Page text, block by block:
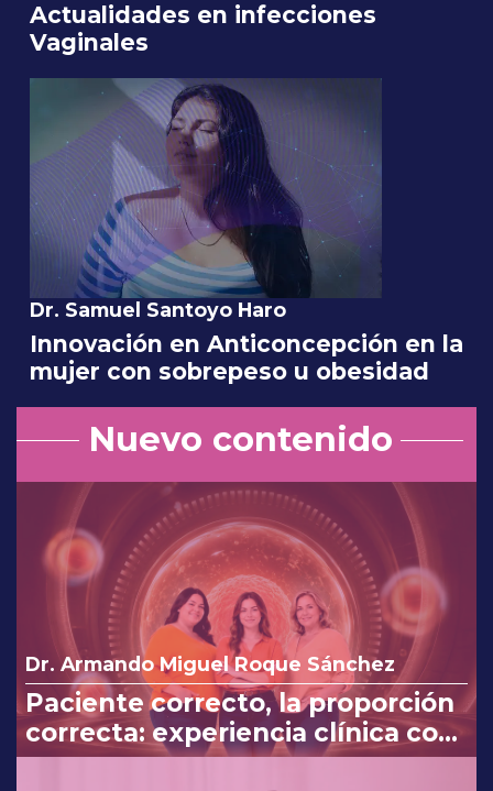
Actualidades en infecciones
Vaginales
Dr. Samuel Santoyo Haro
Innovación en Anticoncepción en la
mujer con sobrepeso u obesidad
Nuevo contenido
Dr. Armando Miguel Roque Sánchez
Paciente correcto, la proporción
correcta: experiencia clínica con
Myo y D-Chiro-Inositol